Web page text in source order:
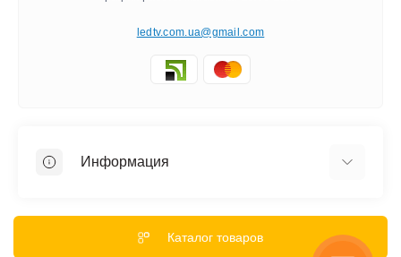
ledtv.com.ua@gmail.com
Информация
Каталог товаров